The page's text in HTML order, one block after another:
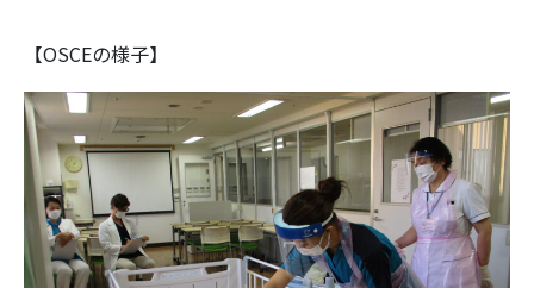
【OSCEの様子】